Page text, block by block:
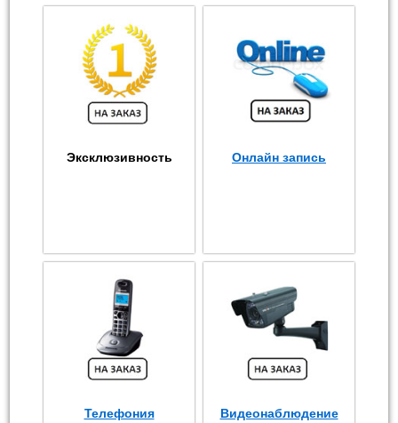
Эксклюзивность Онлайн запись
Телефония Видеонаблюдение